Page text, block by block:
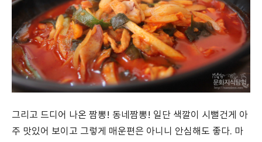
그리고 드디어 나온 짬뽕! 동네짬뽕! 일단 색깔이 시뻘건게 아
주 맛있어 보이고 그렇게 매운편은 아니니 안심해도 좋다. 마